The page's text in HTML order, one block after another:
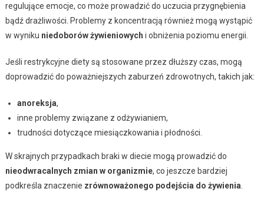
regulujące emocje, co może prowadzić do uczucia przygnębienia
bądź drażliwości. Problemy z koncentracją również mogą wystąpić
w wyniku niedoborów żywieniowych i obniżenia poziomu energii.
Jeśli restrykcyjne diety są stosowane przez dłuższy czas, mogą
doprowadzić do poważniejszych zaburzeń zdrowotnych, takich jak:
anoreksja,
inne problemy związane z odżywianiem,
trudności dotyczące miesiączkowania i płodności.
W skrajnych przypadkach braki w diecie mogą prowadzić do
nieodwracalnych zmian w organizmie, co jeszcze bardziej
podkreśla znaczenie zrównoważonego podejścia do żywienia